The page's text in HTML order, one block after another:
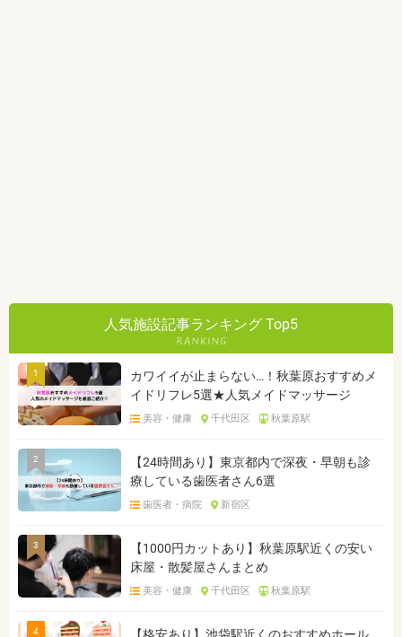
人気施設記事ランキング Top5
1
カワイイが止まらない…！秋葉原おすすめメ
イドリフレ5選★人気メイドマッサージ
美容・健康 千代田区 秋葉原駅
2
【24時間あり】東京都内で深夜・早朝も診
療している歯医者さん6選
歯医者・病院 新宿区
3
【1000円カットあり】秋葉原駅近くの安い
床屋・散髪屋さんまとめ
美容・健康 千代田区 秋葉原駅
4